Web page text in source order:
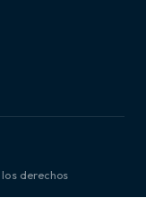
derechos